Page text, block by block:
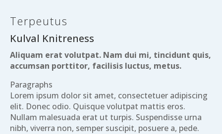
Terpeutus
Kulval Knitreness
Aliquam erat volutpat. Nam dui mi, tincidunt quis,
accumsan porttitor, facilisis luctus, metus.
Paragraphs
Lorem ipsum dolor sit amet, consectetuer adipiscing
elit. Donec odio. Quisque volutpat mattis eros.
Nullam malesuada erat ut turpis. Suspendisse urna
nibh, viverra non, semper suscipit, posuere a, pede.